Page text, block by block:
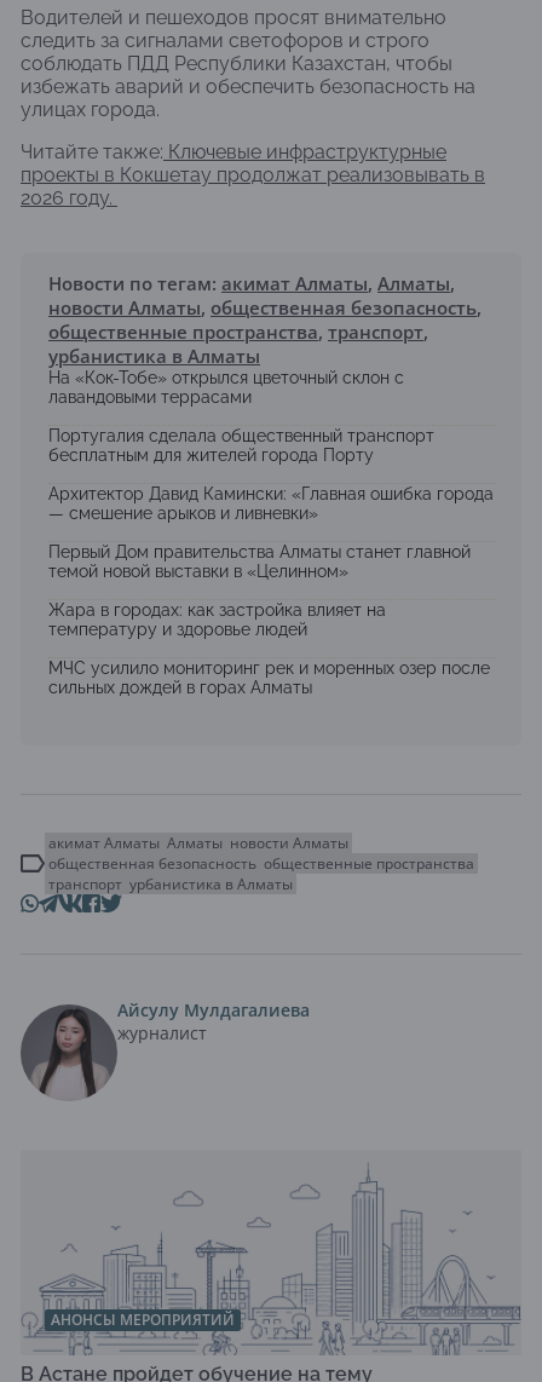
Водителей и пешеходов просят внимательно
следить за сигналами светофоров и строго
соблюдать ПДД Республики Казахстан, чтобы
избежать аварий и обеспечить безопасность на
улицах города.
Читайте также: Ключевые инфраструктурные
проекты в Кокшетау продолжат реализовывать в
2026 году.
Новости по тегам: акимат Алматы, Алматы,
новости Алматы, общественная безопасность,
общественные пространства, транспорт,
урбанистика в Алматы
На «Кок-Тобе» открылся цветочный склон с
лавандовыми террасами
Португалия сделала общественный транспорт
бесплатным для жителей города Порту
Архитектор Давид Камински: «Главная ошибка города
— смешение арыков и ливневки»
Первый Дом правительства Алматы станет главной
темой новой выставки в «Целинном»
Жара в городах: как застройка влияет на
температуру и здоровье людей
МЧС усилило мониторинг рек и моренных озер после
сильных дождей в горах Алматы
акимат Алматы Алматы новости Алматы
общественная безопасность общественные пространства
транспорт урбанистика в Алматы
Айсулу Мулдагалиева
журналист
АНОНСЫ МЕРОПРИЯТИЙ
В Астане пройдет обучение на тему